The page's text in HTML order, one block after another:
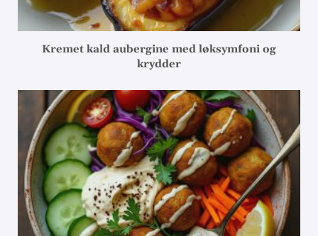
Kremet kald aubergine med løksymfoni og
krydder